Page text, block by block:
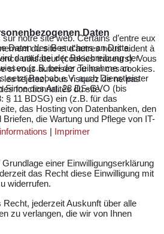
Daten
Daten des Besuchers an Dritte
darauf bei der Beschreibung der
(z.B. bei der Teilnahme an
setzt Baobab e.V. auch Dienstleister
Sinne des Art. 28 DS-GVO (bis
§ 11 BDSG) ein (z.B. für das
das Hosting von Datenbanken, den
die Wartung und Pflege von IT-
einer Einwilligungserklärung
das Recht diese Einwilligung mit
widerrufen.
jederzeit Auskunft über alle
zu verlangen, die wir von Ihnen
notre site web. Certains d’entre eux
du site et d’autres nous aident à
utilisateur (cookies traceurs). Vous
si vous autorisez ou non ces cookies.
les rejetez, vous risquez de ne pas
fonctionnalités du site.
| Imprimer